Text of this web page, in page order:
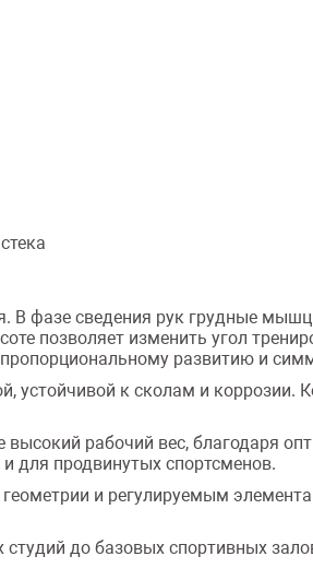
В фазе сведения рук грудные
позволяет изменить угол
развитию и
устойчивой к сколам и коррозии.
высокий рабочий вес, благодаря
для продвинутых спортсменов.
и регулируемым
до базовых спортивных